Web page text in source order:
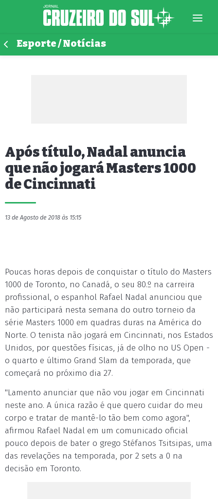
Esporte / Notícias
Após título, Nadal anuncia
que não jogará Masters 1000
de Cincinnati
13 de Agosto de 2018 às 15:15
Poucas horas depois de conquistar o título do Masters
1000 de Toronto, no Canadá, o seu 80.º na carreira
profissional, o espanhol Rafael Nadal anunciou que
não participará nesta semana do outro torneio da
série Masters 1000 em quadras duras na América do
Norte. O tenista não jogará em Cincinnati, nos Estados
Unidos, por questões físicas, já de olho no US Open -
o quarto e último Grand Slam da temporada, que
começará no próximo dia 27.
"Lamento anunciar que não vou jogar em Cincinnati
neste ano. A única razão é que quero cuidar do meu
corpo e tratar de mantê-lo tão bem como agora",
afirmou Rafael Nadal em um comunicado oficial
pouco depois de bater o grego Stéfanos Tsitsipas, uma
das revelações na temporada, por 2 sets a 0 na
decisão em Toronto.